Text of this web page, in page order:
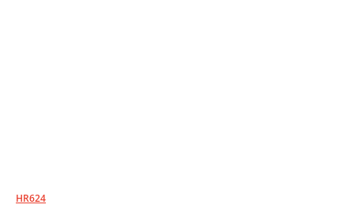
HR624